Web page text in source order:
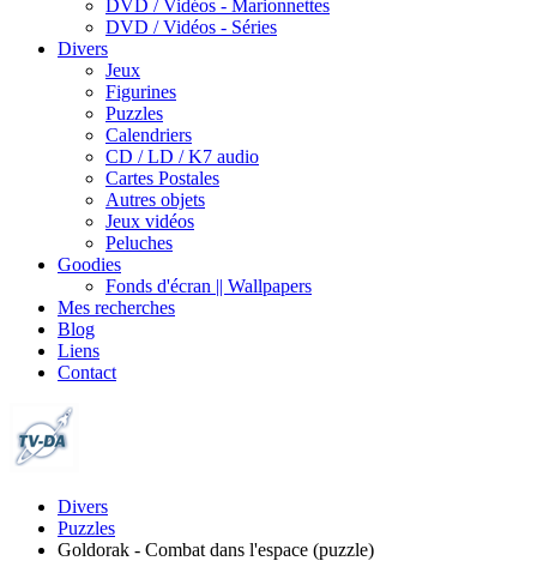
DVD / Vidéos - Marionnettes
DVD / Vidéos - Séries
Divers
Jeux
Figurines
Puzzles
Calendriers
CD / LD / K7 audio
Cartes Postales
Autres objets
Jeux vidéos
Peluches
Goodies
Fonds d'écran || Wallpapers
Mes recherches
Blog
Liens
Contact
Divers
Puzzles
Goldorak - Combat dans l'espace (puzzle)